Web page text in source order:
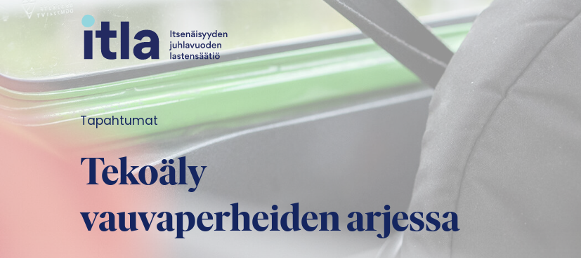
Siirry sisältöön
Tapahtumat
Tekoäly
vauvaperheiden arjessa